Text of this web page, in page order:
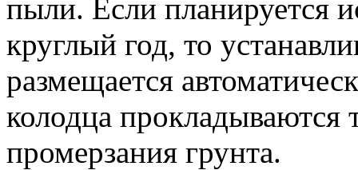
пыли. Если планируется
круглый год, то
размещается
колодца прокладываются
промерзания грунта.